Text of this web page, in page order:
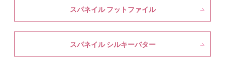
スパネイル フットファイル
スパネイル シルキーバター